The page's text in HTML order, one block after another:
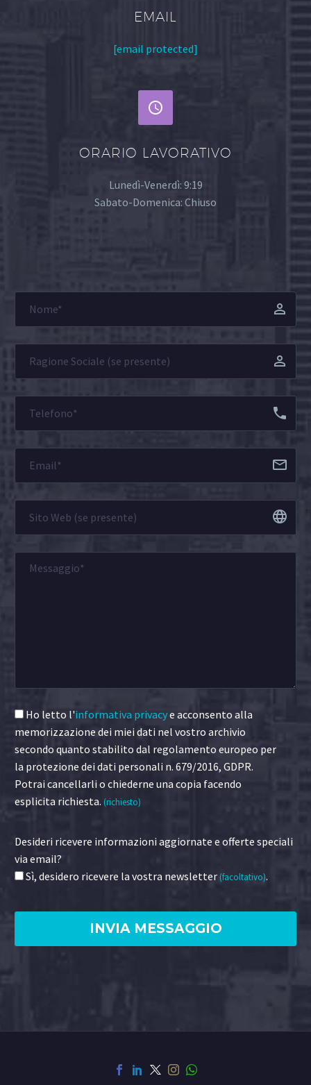
EMAIL
[email protected]


ORARIO LAVORATIVO
Lunedì-Venerdì: 9:19
Sabato-Domenica: Chiuso
Ho letto l'informativa privacye acconsento alla
memorizzazione dei miei dati nel vostro archivio
secondo quanto stabilito dal regolamento europeo per
la protezione dei dati personali n. 679/2016, GDPR.
Potrai cancellarli o chiederne una copia facendo
esplicita richiesta. (richiesto)
Desideri ricevere informazioni aggiornate e offerte speciali
via email?
Sì, desidero ricevere la vostra newsletter(facoltativo).